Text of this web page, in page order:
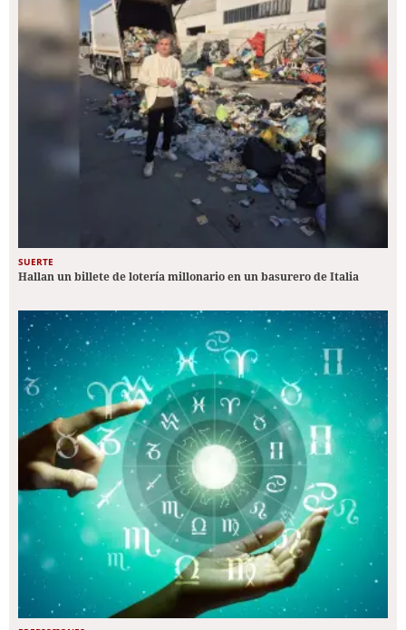
SUERTE
Hallan un billete de lotería millonario en un basurero de Italia